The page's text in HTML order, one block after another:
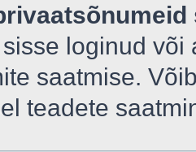
loginud
saatmise.
teadete